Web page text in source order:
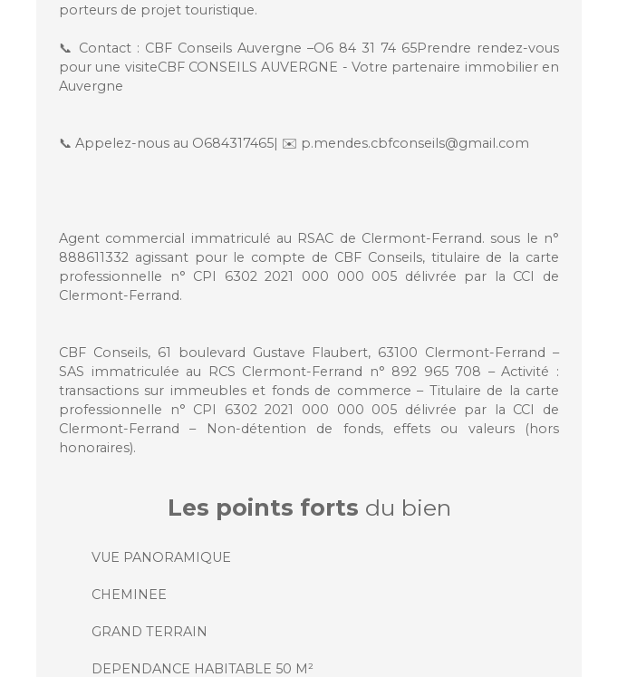
porteurs de projet touristique.
📞 Contact : CBF Conseils Auvergne –O6 84 31 74 65Prendre rendez-vous
pour une visiteCBF CONSEILS AUVERGNE - Votre partenaire immobilier en
Auvergne
📞 Appelez-nous au O684317465| ✉️ p.mendes.cbfconseils@gmail.com
Agent commercial immatriculé au RSAC de Clermont-Ferrand. sous le n°
888611332 agissant pour le compte de CBF Conseils, titulaire de la carte
professionnelle n° CPI 6302 2021 000 000 005 délivrée par la CCI de
Clermont-Ferrand.
CBF Conseils, 61 boulevard Gustave Flaubert, 63100 Clermont-Ferrand –
SAS immatriculée au RCS Clermont-Ferrand n° 892 965 708 – Activité :
transactions sur immeubles et fonds de commerce – Titulaire de la carte
professionnelle n° CPI 6302 2021 000 000 005 délivrée par la CCI de
Clermont-Ferrand – Non-détention de fonds, effets ou valeurs (hors
honoraires).
Les points forts du bien
VUE PANORAMIQUE
CHEMINEE
GRAND TERRAIN
DEPENDANCE HABITABLE 50 M²